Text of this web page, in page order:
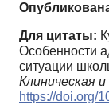
Для цитаты:
Особенности
ситуации
Клиническая
https://doi.org/